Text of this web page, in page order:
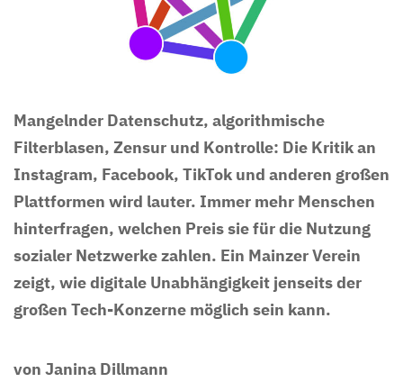
Mangelnder Datenschutz, algorithmische
Filterblasen, Zensur und Kontrolle: Die Kritik an
Instagram, Facebook, TikTok und anderen großen
Plattformen wird lauter. Immer mehr Menschen
hinterfragen, welchen Preis sie für die Nutzung
sozialer Netzwerke zahlen. Ein Mainzer Verein
zeigt, wie digitale Unabhängigkeit jenseits der
großen Tech-Konzerne möglich sein kann.
von Janina Dillmann